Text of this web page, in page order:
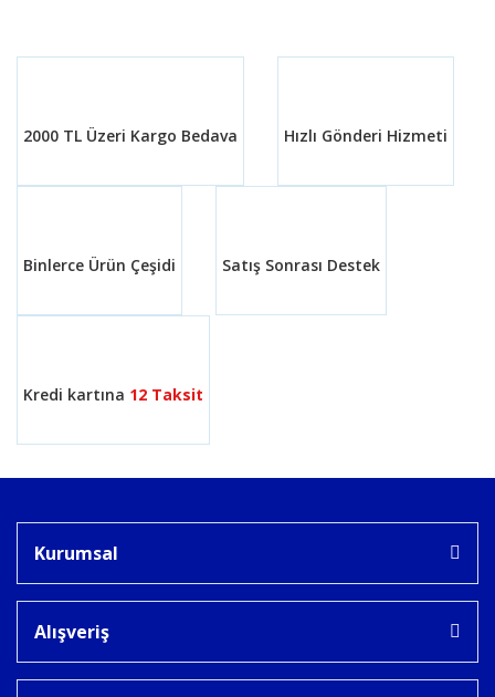
Yorum Yaz
Ürün bilgilerinde hatalar bulunuyor.
2000 TL Üzeri Kargo Bedava Hızlı Gönderi Hizmeti
Binlerce Ürün Çeşidi Satış Sonrası Destek
Kredi kartına 12 Taksit
Kurumsal
Alışveriş